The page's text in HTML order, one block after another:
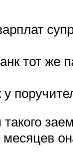
тот же